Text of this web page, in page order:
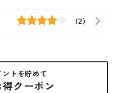
(2)
トを貯めて
クーポン